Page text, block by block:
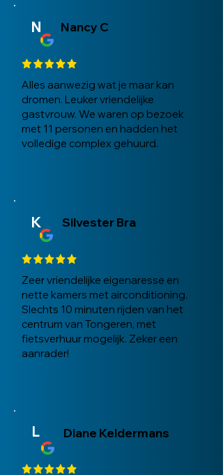
N Nancy C
Alles aanwezig wat je maar kan
dromen. Leuker vriendelijke
gastvrouw. We waren op bezoek
met 11 personen en hadden het
volledige complex gehuurd.
K Silvester Bra
Zeer vriendelijke eigenaresse en
nette kamers met airconditioning.
Slechts 10 minuten rijden van het
centrum van Tongeren, met
fietsverhuur mogelijk. Zeker een
aanrader!
L Diane Keldermans